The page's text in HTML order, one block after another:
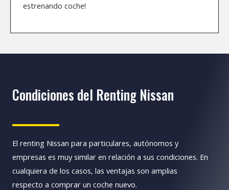
estrenando coche!
Condiciones del Renting Nissan
El renting Nissan para particulares, autónomos y
empresas es muy similar en relación a sus condiciones. En
cualquiera de los casos, las ventajas son amplias
respecto a comprar un coche nuevo.